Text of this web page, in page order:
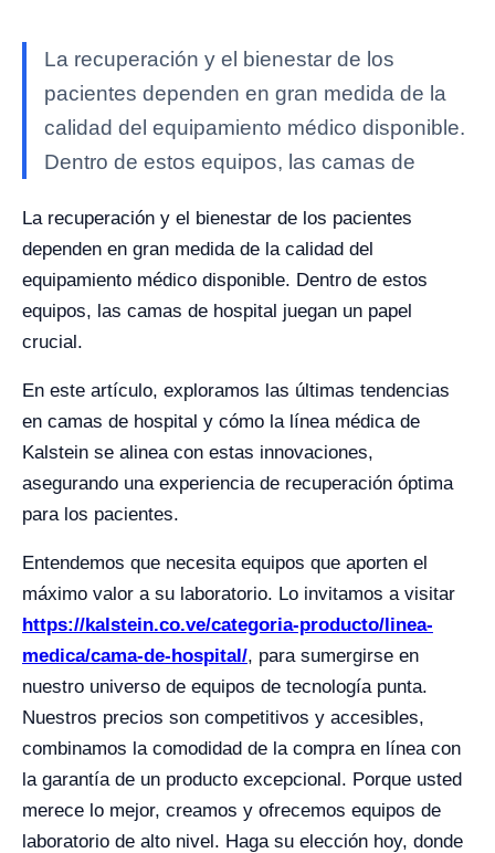
La recuperación y el bienestar de los
pacientes dependen en gran medida de la
calidad del equipamiento médico disponible.
Dentro de estos equipos, las camas de
La recuperación y el bienestar de los pacientes
dependen en gran medida de la calidad del
equipamiento médico disponible. Dentro de estos
equipos, las camas de hospital juegan un papel
crucial.
En este artículo, exploramos las últimas tendencias
en camas de hospital y cómo la línea médica de
Kalstein se alinea con estas innovaciones,
asegurando una experiencia de recuperación óptima
para los pacientes.
Entendemos que necesita equipos que aporten el
máximo valor a su laboratorio. Lo invitamos a visitar
https://kalstein.co.ve/categoria-producto/linea-
medica/cama-de-hospital/, para sumergirse en
nuestro universo de equipos de tecnología punta.
Nuestros precios son competitivos y accesibles,
combinamos la comodidad de la compra en línea con
la garantía de un producto excepcional. Porque usted
merece lo mejor, creamos y ofrecemos equipos de
laboratorio de alto nivel. Haga su elección hoy, donde